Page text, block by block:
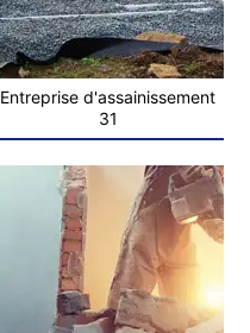
Entreprise d'assainissement
31